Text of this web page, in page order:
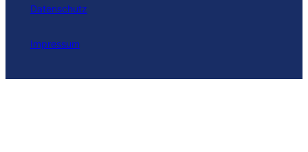
Datenschutz
Impressum